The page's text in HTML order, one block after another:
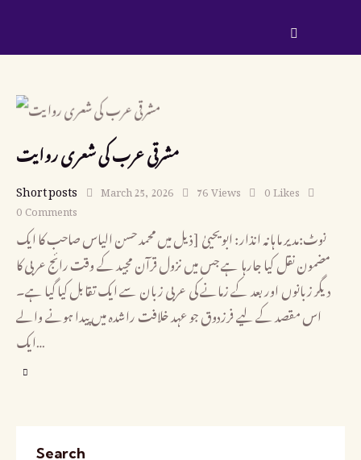
مشرقی عرب کی شعری روایت
Short posts March 25, 2026 76Views 0Likes
0Comments
نوٹ:مدیر ماہانہ انذار: ابویحییٰ [ذیل میں محمد حسن الیاس صاحب کا ایک
مضمون نقل کیا جارہا ہے جس میں نزول قرآن مجید کے وقت رائج عربی کا
دیگر زبانوں اور بعد کے زمانے کی عربی زبان سے ایک تقابل کیا گیا ہے۔
اس مقصد کے لیے فرزدوق جو عہد خلافت راشدہ میں پیدا ہونے والے
ایک…
Search